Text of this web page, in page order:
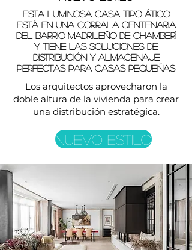
Esta luminosa casa tipo ático
está en una corrala centenaria
del barrio madrileño de Chamberí
y tiene las soluciones de
distribución y almacenaje
perfectas para casas pequeñas
Los arquitectos aprovecharon la
doble altura de la vivienda para crear
una distribución estratégica.
NUEVO ESTILO